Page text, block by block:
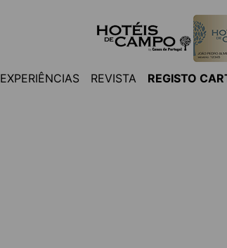
EXPERIÊNCIAS REVISTA REGISTO